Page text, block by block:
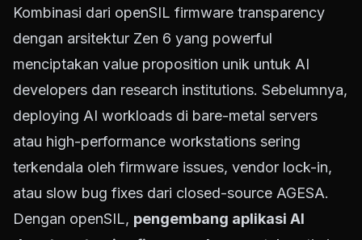
Kombinasi dari openSIL firmware transparency
dengan arsitektur Zen 6 yang powerful
menciptakan value proposition unik untuk AI
developers dan research institutions. Sebelumnya,
deploying AI workloads di bare-metal servers
atau high-performance workstations sering
terkendala oleh firmware issues, vendor lock-in,
atau slow bug fixes dari closed-source AGESA.
Dengan openSIL, pengembang aplikasi AI